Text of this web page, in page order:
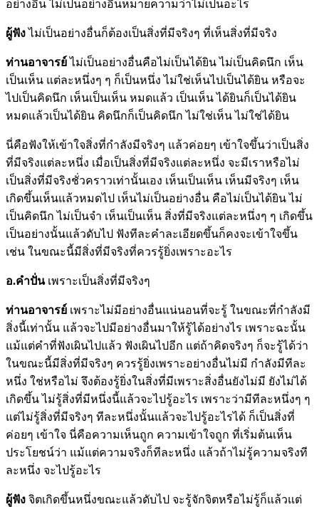
อย่างอื่น ไม่เป็นอย่างอื่นหมายความว่าไม่เป็นอะไร
ผู้ฟังไม่เป็นอย่างอื่นก็ต้องเป็นสิ่งที่มีจริงๆ ที่เห็นสิ่งที่มีจริง
ท่านอาจารย์ไม่เป็นอย่างอื่นคือไม่เป็นได้ยิน ไม่เป็นคิดนึก เห็น
เป็นเห็น แต่ละหนึ่งๆ ๆ ก็เป็นหนึ่ง ไม่ใช่เห็นไปเป็นได้ยิน หรือจะ
ไปเป็นคิดนึก เห็นเป็นเห็น หมดแล้ว เป็นเห็น ได้ยินก็เป็นได้ยิน
หมดแล้วเป็นได้ยิน คิดนึกก็เป็นคิดนึก ไม่ใช่เห็น ไม่ใช่ได้ยิน
นี่คือฟังให้เข้าใจสิ่งที่กำลังมีจริงๆ แล้วค่อยๆ เข้าใจขึ้นว่าเป็นสิ่ง
ที่มีจริงแต่ละหนึ่ง เมื่อเป็นสิ่งที่มีจริงแต่ละหนึ่ง จะมีเราหรือไม่
เป็นสิ่งที่มีจริงชั่วคราวเท่านั้นเอง เห็นเป็นเห็น เห็นมีจริงๆ เห็น
เกิดขึ้นเห็นแล้วหมดไป เห็นไม่เป็นอย่างอื่น คือไม่เป็นได้ยิน ไม่
เป็นคิดนึก ไม่เป็นจำ เห็นเป็นเห็น สิ่งที่มีจริงแต่ละหนึ่งๆ ๆ เกิดขึ้น
เป็นอย่างนั้นแล้วดับไป ฟังทีละคำละเอียดขึ้นก็คงจะเข้าใจขึ้น
เช่น ในขณะนี้มีสิ่งที่มีจริงที่ควรรู้ยิ่งเพราะอะไร
อ.คำปั่นเพราะเป็นสิ่งที่มีจริงๆ
ท่านอาจารย์ เพราะไม่มีอย่างอื่นแน่นอนที่จะรู้ ในขณะที่กำลังมี
สิ่งนี้เท่านั้น แล้วจะไปมีอย่างอื่นมาให้รู้ได้อย่างไร เพราะฉะนั้น
แม้แต่คำที่ฟังเผินไปแล้ว ฟังเผินไปอีก แต่ถ้าคิดจริงๆ ก็จะรู้ได้ว่า
ในขณะนี้มีสิ่งที่มีจริงๆ ควรรู้ยิ่งเพราะอย่างอื่นไม่มี กำลังมีทีละ
หนึ่ง ใช่หรือไม่ จึงต้องรู้ยิ่งในสิ่งที่มีเพราะสิ่งอื่นยังไม่มี ยังไม่ได้
เกิดขึ้น ไม่รู้สิ่งที่มีหนึ่งนี้แล้วจะไปรู้อะไร เพราะว่ามีทีละหนึ่งๆ ๆ
แต่ไม่รู้สิ่งที่มีจริงๆ ทีละหนึ่งนั้นแล้วจะไปรู้อะไรได้ ก็เป็นสิ่งที่
ค่อยๆ เข้าใจ นี่คือความเห็นถูก ความเข้าใจถูก ที่เริ่มต้นเห็น
ประโยชน์ว่า แม้แต่ความจริงก็ทีละหนึ่ง แล้วถ้าไม่รู้ความจริงที
ละหนึ่ง จะไปรู้อะไร
ผู้ฟัง จิตเกิดขึ้นหนึ่งขณะแล้วดับไป จะรู้จักจิตหรือไม่รู้ก็แล้วแต่